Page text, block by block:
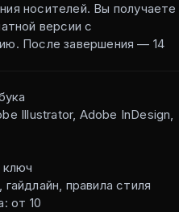
носителей. Вы получаете
версии с
После завершения — 14
Illustrator, Adobe InDesign,
правила стиля
от 10